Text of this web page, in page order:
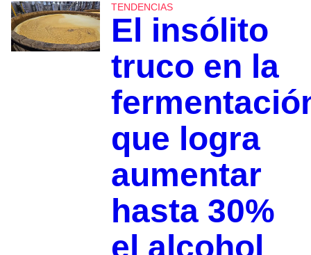
TENDENCIAS
El insólito
truco en la
que logra
aumentar
hasta 30%
el alcohol